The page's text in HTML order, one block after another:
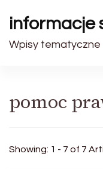
informacje
Wpisy tematyczne
pomoc
Showing: 1 - 7 of 7